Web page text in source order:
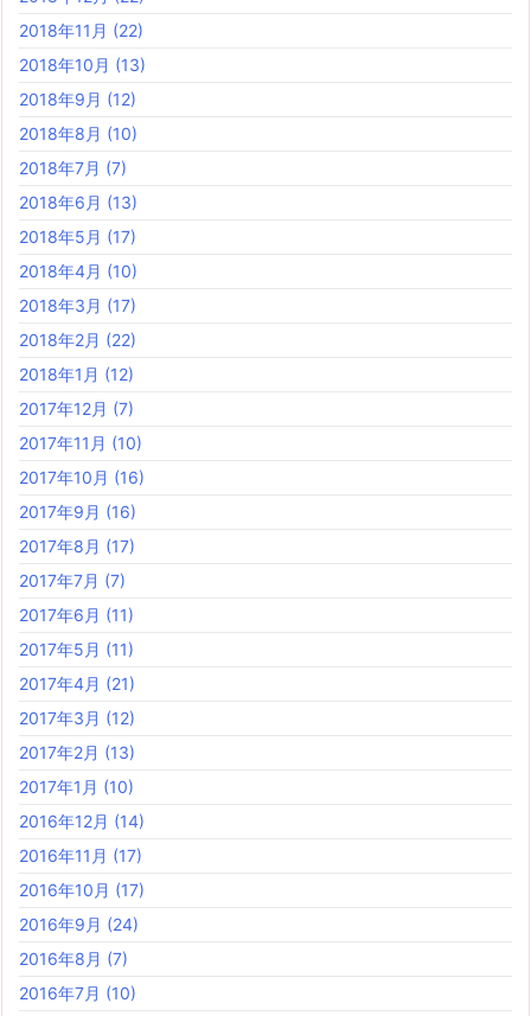
2018年11月 (22)
2018年10月 (13)
2018年9月 (12)
2018年8月 (10)
2018年7月 (7)
2018年6月 (13)
2018年5月 (17)
2018年4月 (10)
2018年3月 (17)
2018年2月 (22)
2018年1月 (12)
2017年12月 (7)
2017年11月 (10)
2017年10月 (16)
2017年9月 (16)
2017年8月 (17)
2017年7月 (7)
2017年6月 (11)
2017年5月 (11)
2017年4月 (21)
2017年3月 (12)
2017年2月 (13)
2017年1月 (10)
2016年12月 (14)
2016年11月 (17)
2016年10月 (17)
2016年9月 (24)
2016年8月 (7)
2016年7月 (10)